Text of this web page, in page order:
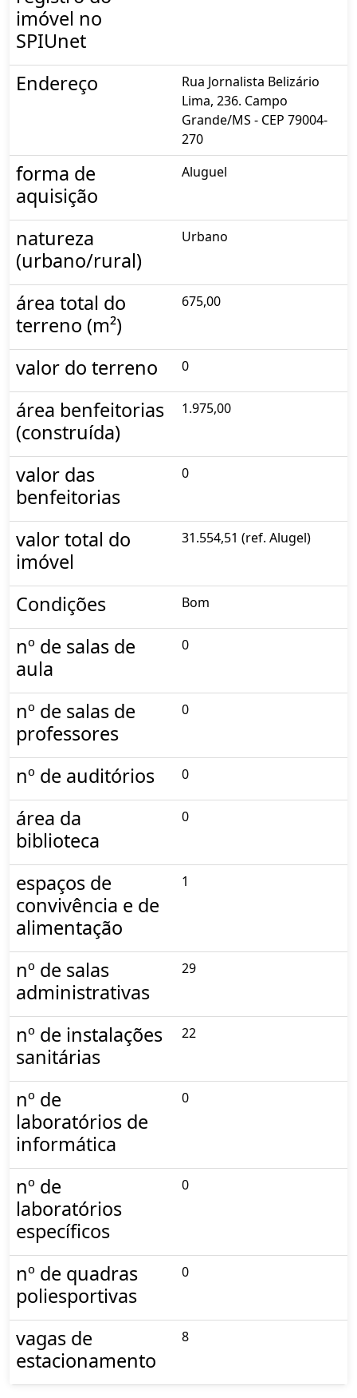
imóvel no
SPIUnet
Endereço
Rua Jornalista Belizário
Lima, 236. Campo
Grande/MS - CEP 79004-
270
forma de
aquisição
Aluguel
natureza
(urbano/rural)
Urbano
área total do
terreno (m²)
675,00
valor do terreno 0
área benfeitorias
(construída)
1.975,00
valor das
benfeitorias
0
valor total do
imóvel
31.554,51 (ref. Alugel)
Condições Bom
nº de salas de
aula
0
nº de salas de
professores
0
nº de auditórios 0
área da
biblioteca
0
espaços de
convivência e de
alimentação
1
nº de salas
administrativas
29
nº de instalações
sanitárias
22
nº de
laboratórios de
informática
0
nº de
laboratórios
específicos
0
nº de quadras
poliesportivas
0
vagas de
estacionamento
8